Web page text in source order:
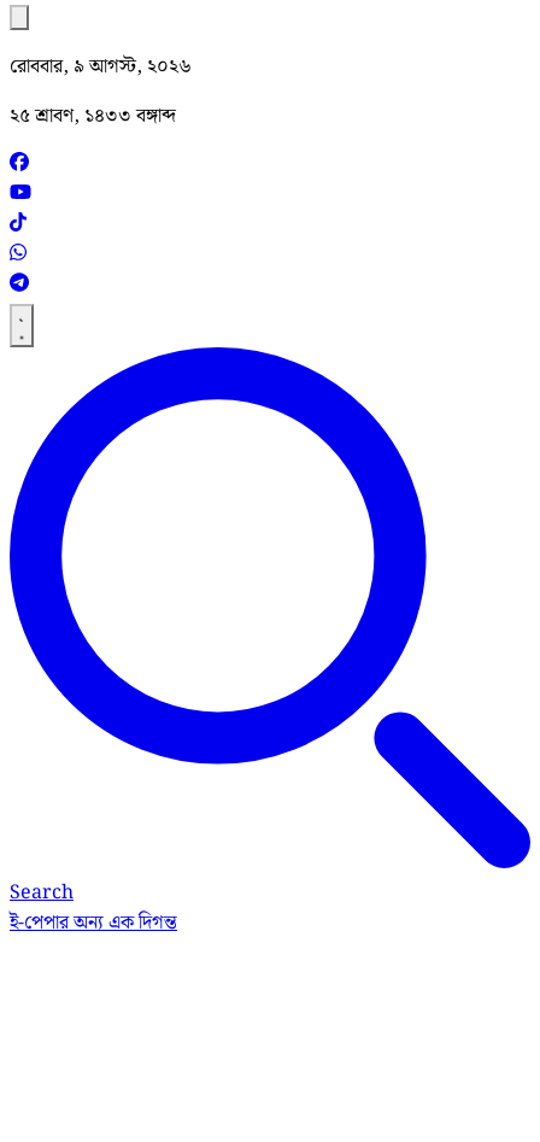
রোববার, ৯ আগস্ট, ২০২৬
২৫ শ্রাবণ, ১৪৩৩ বঙ্গাব্দ
Search
ই-পেপারঅন্য এক দিগন্ত